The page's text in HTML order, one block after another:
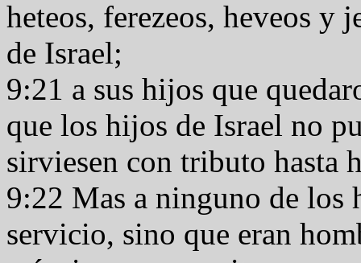
heteos, ferezeos, heveos y
de Israel;
9:21 a sus hijos que
que los hijos de Israel no
sirviesen con tributo hasta
9:22 Mas a ninguno de los
servicio, sino que eran